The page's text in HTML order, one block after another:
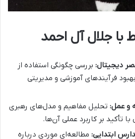
با جلال آل احمد
دیجیتال: بررسی چگونگی استفاده از
فرآیندهای آموزشی و مدیریتی
و عمل: تحلیل مفاهیم و مدل‌های رهبری
تأکید بر کاربرد عملی آن‌ها.
ابتدایی: مطالعه‌ای موردی درباره